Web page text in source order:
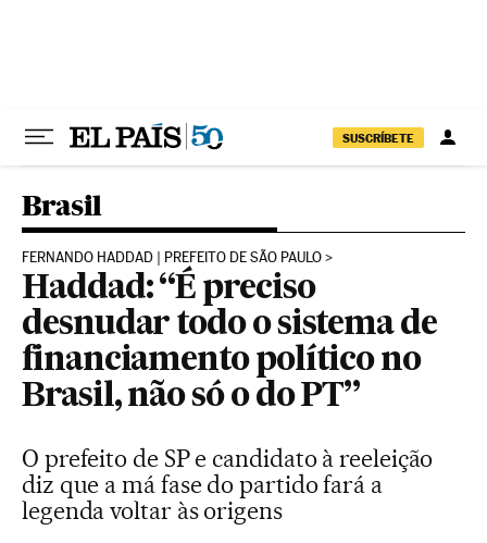
SUSCRÍBETE
Brasil
FERNANDO HADDAD | PREFEITO DE SÃO PAULO
Haddad: “É preciso
desnudar todo o sistema de
financiamento político no
Brasil, não só o do PT”
O prefeito de SP e candidato à reeleição
diz que a má fase do partido fará a
legenda voltar às origens